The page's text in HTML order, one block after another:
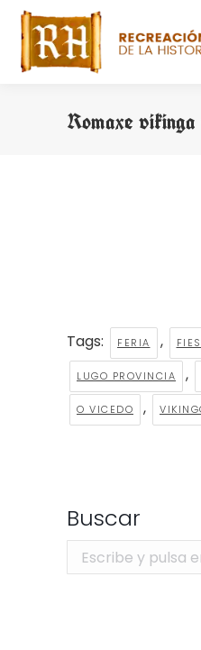
Romaxe
Tags: FERIA ,
LUGO PROVINCIA ,
O VICEDO ,
Buscar
Buscar: